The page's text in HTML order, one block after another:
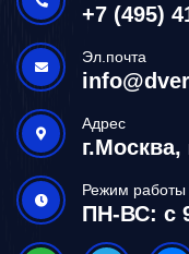
+7 (495)
Эл.почта
Адрес
г.Москва,
Режим работы
ПН-ВС: с